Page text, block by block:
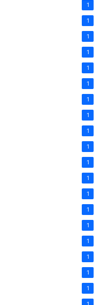
1
1
1
1
1
1
1
1
1
1
1
1
1
1
1
1
1
1
1